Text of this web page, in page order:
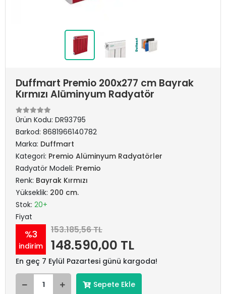
Duffmart Premio 200x277 cm Bayrak
Kırmızı Alüminyum Radyatör
Ürün Kodu: DR93795
Barkod: 8681966140782
Marka: Duffmart
Kategori: Premio Alüminyum Radyatörler
Radyatör Modeli: Premio
Renk: Bayrak Kırmızı
Yükseklik: 200 cm.
Stok: 20+
Fiyat
%3
indirim
153.185,56 TL
148.590,00 TL
En geç 7 Eylül Pazartesi günü kargoda!
Sepete Ekle